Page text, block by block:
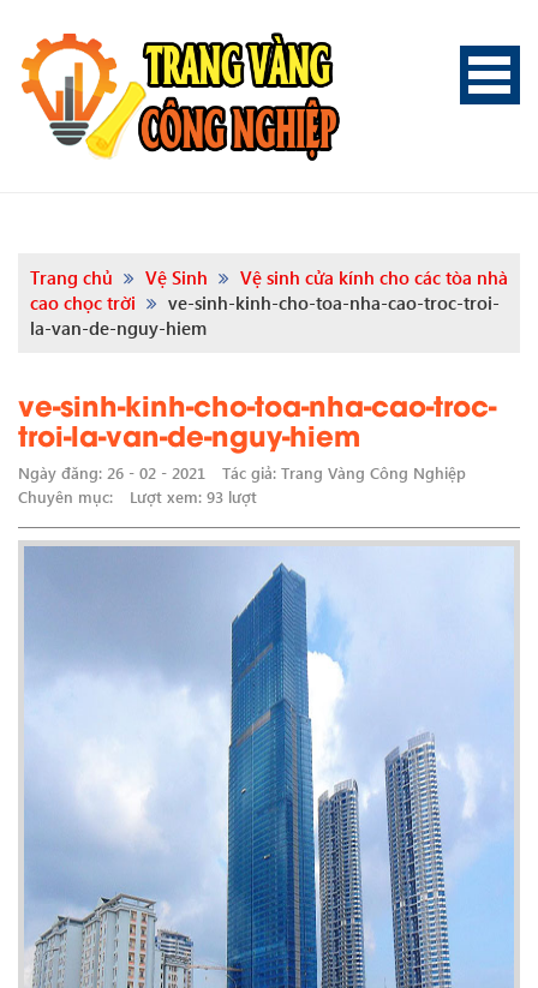
Trang chủ Vệ Sinh
Vệ sinh cửa kính cho các tòa nhà
cao chọc trời
ve-sinh-kinh-cho-toa-nha-cao-troc-troi-
la-van-de-nguy-hiem
ve-sinh-kinh-cho-toa-nha-cao-troc-
troi-la-van-de-nguy-hiem
Ngày đăng: 26 - 02 - 2021
Tác giả: Trang Vàng Công Nghiệp
Chuyên mục:
Lượt xem: 93 lượt